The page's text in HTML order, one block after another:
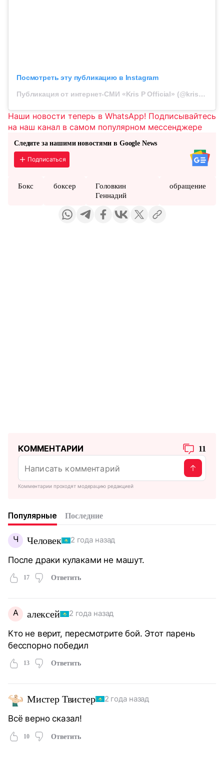
Посмотреть эту публикацию в Instagram
Публикация от интернет-СМИ «Kris P Official» (@kris__p__official)
Наши новости теперь в WhatsApp! Подписывайтесь
на наш канал в самом популярном мессенджере
Следите за нашими новостями в Google News
Подписаться
Бокс боксер
Головкин
Геннадий
обращение
КОММЕНТАРИИ 11
Комментарии проходят модерацию редакцией
Популярные Последние
Ч Человек 2 года назад
После драки кулаками не машут.
17 Ответить
А алексей 2 года назад
Кто не верит, пересмотрите бой. Этот парень
бесспорно победил
13 Ответить
Мистер Твистер 2 года назад
Всё верно сказал!
10 Ответить